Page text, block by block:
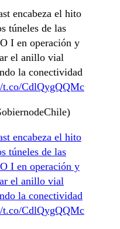
encabeza el hito
túneles de las
I en operación y
el anillo vial
la conectividad
t.co/CdlQygQQMc
encabeza el hito
túneles de las
I en operación y
el anillo vial
la conectividad
t.co/CdlQygQQMc